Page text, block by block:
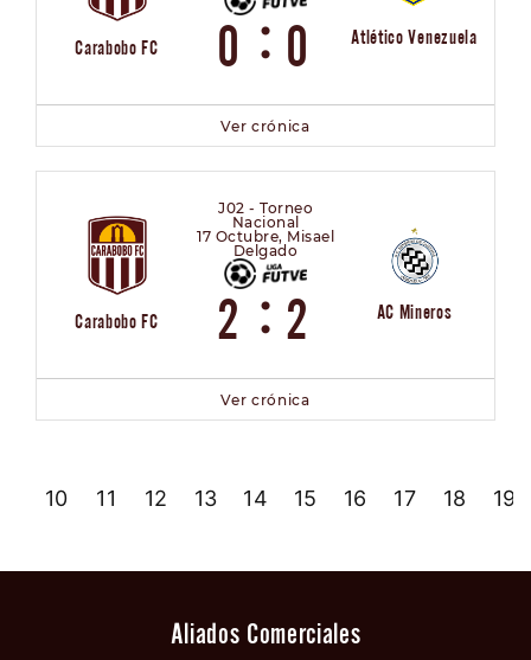
Carabobo FC 0 : 0 Atlético Venezuela
Ver crónica
Carabobo FC
J02 - Torneo
Nacional
17 Octubre, Misael
Delgado
2 : 2 AC Mineros
Ver crónica
10 11 12 13 14 15 16 17 18 19
Aliados Comerciales